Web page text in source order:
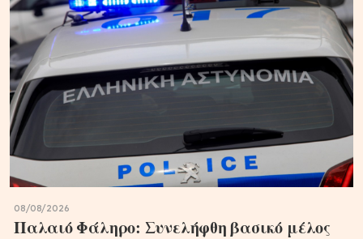
08/08/2026
Παλαιό Φάληρο: Συνελήφθη βασικό μέλος